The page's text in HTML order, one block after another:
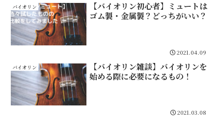
バイオリン
【バイオリン初心者】ミュートは
ゴム製・金属製？どっちがいい？
2021.04.09
バイオリン
【バイオリン雑談】バイオリンを
始める際に必要になるもの！
2021.03.08